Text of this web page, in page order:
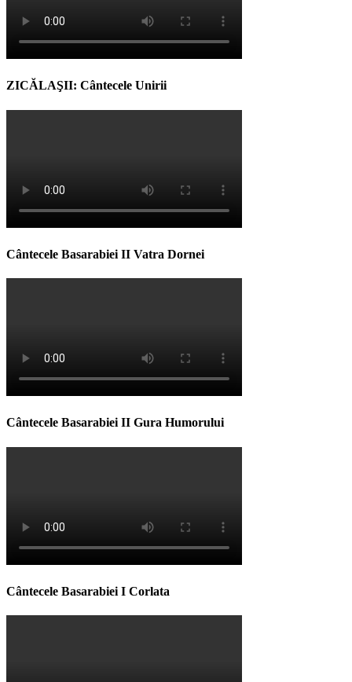
ZICĂLAŞII: Cântecele Unirii
Cântecele Basarabiei II Vatra Dornei
Cântecele Basarabiei II Gura Humorului
Cântecele Basarabiei I Corlata